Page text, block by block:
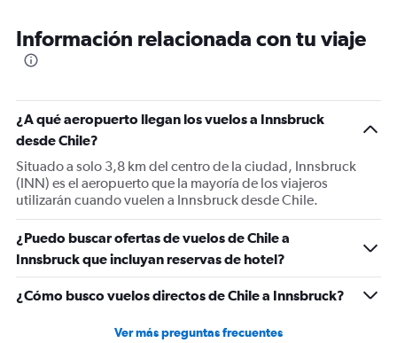
Información relacionada con tu viaje
¿A qué aeropuerto llegan los vuelos a Innsbruck
desde Chile?
Situado a solo 3,8 km del centro de la ciudad, Innsbruck
(INN) es el aeropuerto que la mayoría de los viajeros
utilizarán cuando vuelen a Innsbruck desde Chile.
¿Puedo buscar ofertas de vuelos de Chile a
Innsbruck que incluyan reservas de hotel?
¿Cómo busco vuelos directos de Chile a Innsbruck?
Ver más preguntas frecuentes